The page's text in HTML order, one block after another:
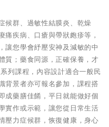
候群、過敏性結膜炎、乾燥
痛疾病、口瘡與帶狀皰疹等，
讓您學會紓壓安神及減敏的中
質；藥食同源，正確保養，才
列課程，內容設計適合一般民
背景者亦可報名參加，課程搭
成藥膳佳餚，平日就能做好個
實作或示範，讓您從日常生活
壓力症候群，恢復健康，身心